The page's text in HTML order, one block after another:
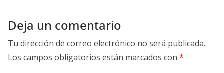
Deja un comentario
Tu dirección de correo electrónico no será publicada.
Los campos obligatorios están marcados con *